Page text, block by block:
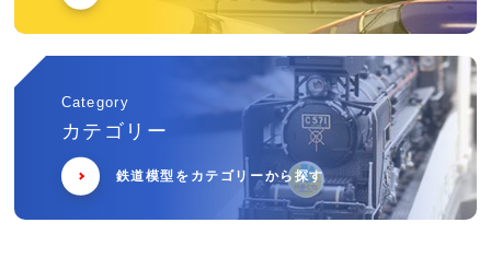
Category
カテゴリー
鉄道模型をカテゴリーから探す